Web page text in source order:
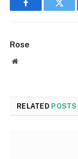
Facebook
Rose
Website
RELATED POSTS